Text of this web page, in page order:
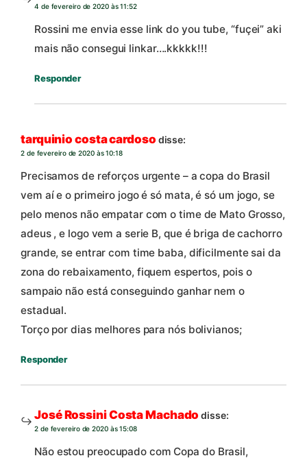
4 de fevereiro de 2020 às 11:52
Rossini me envia esse link do you tube, “fuçei” aki
mais não consegui linkar….kkkkk!!!
Responder
tarquinio costa cardoso disse:
2 de fevereiro de 2020 às 10:18
Precisamos de reforços urgente – a copa do Brasil
vem aí e o primeiro jogo é só mata, é só um jogo, se
pelo menos não empatar com o time de Mato Grosso,
adeus , e logo vem a serie B, que é briga de cachorro
grande, se entrar com time baba, dificilmente sai da
zona do rebaixamento, fiquem espertos, pois o
sampaio não está conseguindo ganhar nem o
estadual.
Torço por dias melhores para nós bolivianos;
Responder
José Rossini Costa Machado disse:
2 de fevereiro de 2020 às 15:08
Não estou preocupado com Copa do Brasil,